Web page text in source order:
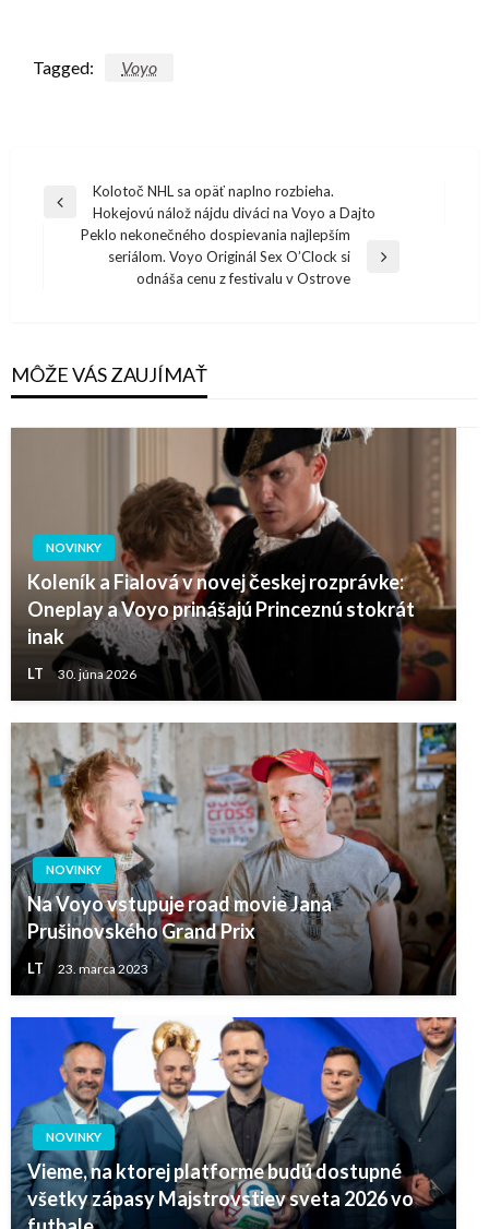
Tagged: Voyo
Navigácia
Previous
Kolotoč NHL sa opäť naplno rozbieha.
Hokejovú nálož nájdu diváci na Voyo a Dajto
Peklo nekonečného dospievania najlepším
seriálom. Voyo Originál Sex O’Clock si
odnáša cenu z festivalu v Ostrove
MÔŽE VÁS ZAUJÍMAŤ
NOVINKY
Koleník a Fialová v novej českej rozprávke:
Oneplay a Voyo prinášajú Princeznú stokrát
inak
LT 30. júna 2026
NOVINKY
Na Voyo vstupuje road movie Jana
Prušinovského Grand Prix
LT 23. marca 2023
NOVINKY
Vieme, na ktorej platforme budú dostupné
všetky zápasy Majstrovstiev sveta 2026 vo